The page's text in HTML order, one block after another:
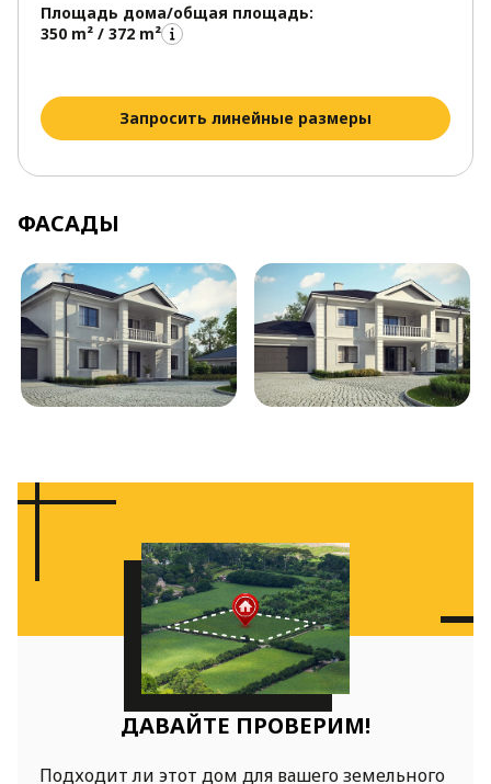
Площадь дома/общая площадь:
350 m² / 372 m²
Запросить линейные размеры
ФАСАДЫ
ДАВАЙТЕ ПРОВЕРИМ!
Подходит ли этот дом для вашего земельного